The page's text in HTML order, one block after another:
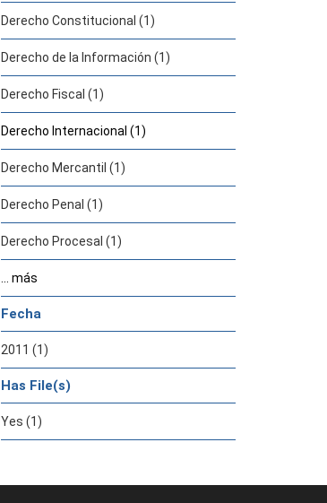
Derecho Constitucional (1)
Derecho de la Información (1)
Derecho Fiscal (1)
Derecho Internacional (1)
Derecho Mercantil (1)
Derecho Penal (1)
Derecho Procesal (1)
... más
Fecha
2011 (1)
Has File(s)
Yes (1)